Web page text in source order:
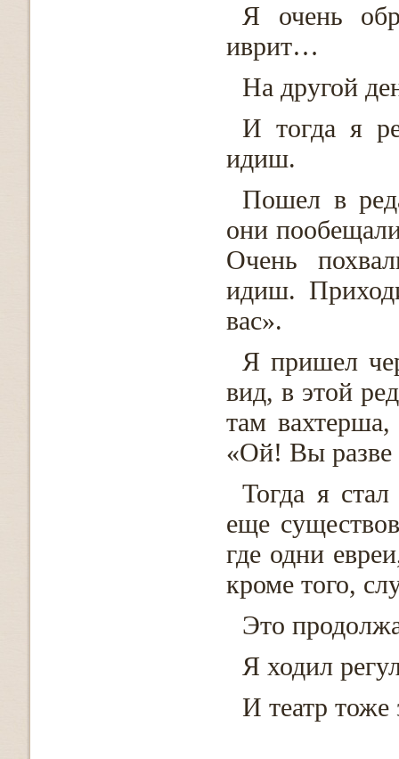
Я очень
иврит…
На другой
И тогда я
идиш.
Пошел в
они
Очень
идиш.
вас».
Я пришел
вид, в этой
там
«Ой! Вы разве
Тогда я
еще
где одни
кроме того,
Это
Я ходил
И театр